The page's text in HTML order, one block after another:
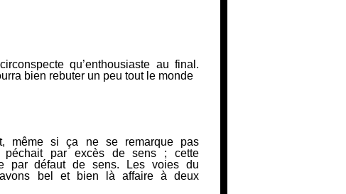
qu’enthousiaste au final.
bien rebuter un peu tout le monde
même si ça ne se remarque pas
péchaitpar excès de sens ; cette
par défaut de sens. Les voies du
avons bel et bien là affaire à deux